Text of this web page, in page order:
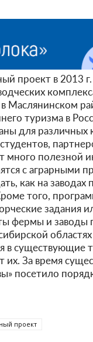
проект в 2013
Маслянинском
туризма в
для различных
много полезной
с аграрными
как на заводах
того,
задания
фермы и заводы
в существующие
За время
посетило
проект